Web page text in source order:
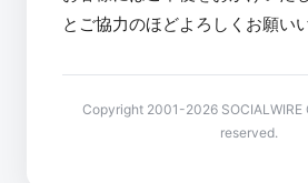
とご協力のほどよろしくお願い
Copyright 2001-2026 SOCIALWIRE
reserved.